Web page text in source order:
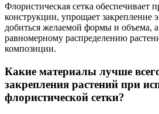
Флористическая сетка обеспечивает
конструкции, упрощает закрепление
добиться желаемой формы и объема, а
равномерному распределению
композиции.
Какие материалы лучше
закрепления растений при
флористической сетки?